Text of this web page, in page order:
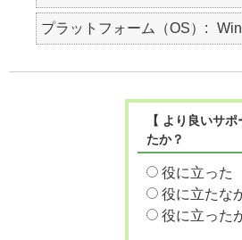
プラットフォーム（OS）
【 より良いサ
たか？
役に立った
役に立たな
役に立った